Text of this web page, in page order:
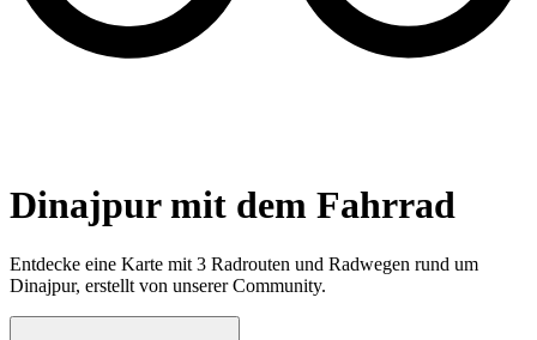
Dinajpur mit dem Fahrrad
Entdecke eine Karte mit 3 Radrouten und Radwegen rund um
Dinajpur, erstellt von unserer Community.